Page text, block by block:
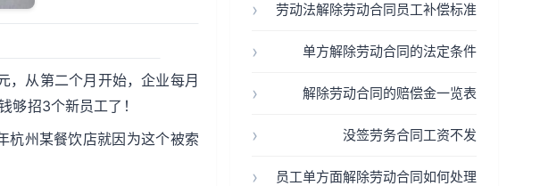
，从第二个月开始，企业每月
够招3个新员工了！
杭州某餐饮店就因为这个被索
劳动法解除劳动合同员工补偿标准
单方解除劳动合同的法定条件
解除劳动合同的赔偿金一览表
没签劳务合同工资不发
员工单方面解除劳动合同如何处理